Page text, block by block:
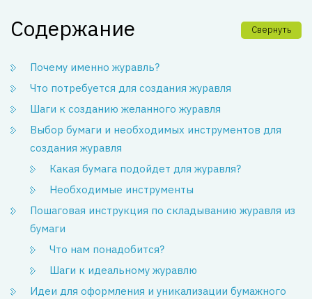
Содержание Свернуть
Почему именно журавль?
Что потребуется для создания журавля
Шаги к созданию желанного журавля
Выбор бумаги и необходимых инструментов для
создания журавля
Какая бумага подойдет для журавля?
Необходимые инструменты
Пошаговая инструкция по складыванию журавля из
бумаги
Что нам понадобится?
Шаги к идеальному журавлю
Идеи для оформления и уникализации бумажного